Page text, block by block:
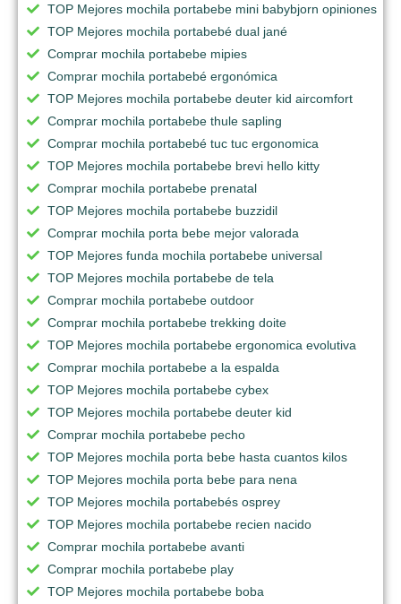
TOP Mejores mochila portabebe mini babybjorn opiniones
TOP Mejores mochila portabebé dual jané
Comprar mochila portabebe mipies
Comprar mochila portabebé ergonómica
TOP Mejores mochila portabebe deuter kid aircomfort
Comprar mochila portabebe thule sapling
Comprar mochila portabebé tuc tuc ergonomica
TOP Mejores mochila portabebe brevi hello kitty
Comprar mochila portabebe prenatal
TOP Mejores mochila portabebe buzzidil
Comprar mochila porta bebe mejor valorada
TOP Mejores funda mochila portabebe universal
TOP Mejores mochila portabebe de tela
Comprar mochila portabebe outdoor
Comprar mochila portabebe trekking doite
TOP Mejores mochila portabebe ergonomica evolutiva
Comprar mochila portabebe a la espalda
TOP Mejores mochila portabebe cybex
TOP Mejores mochila portabebe deuter kid
Comprar mochila portabebe pecho
TOP Mejores mochila porta bebe hasta cuantos kilos
TOP Mejores mochila porta bebe para nena
TOP Mejores mochila portabebés osprey
TOP Mejores mochila portabebe recien nacido
Comprar mochila portabebe avanti
Comprar mochila portabebe play
TOP Mejores mochila portabebe boba